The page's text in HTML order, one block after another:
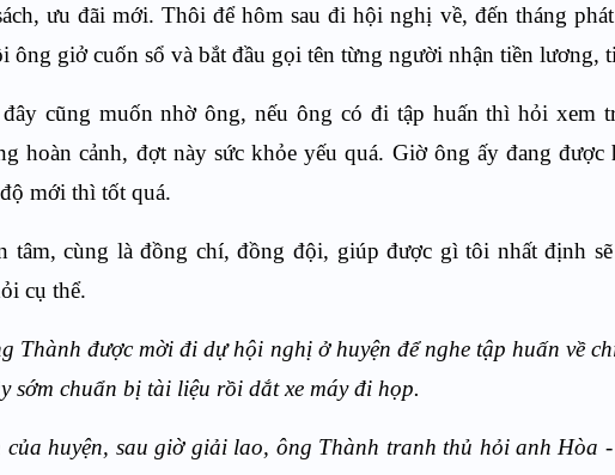
ưu đãi mới. Thôi để hôm sau đi hội nghị về, đến tháng
ông giở cuốn sổ và bắt đầu gọi tên từng người nhận tiền lương,
cũng muốn nhờ ông, nếu ông có đi tập huấn thì hỏi xem
hoàn cảnh, đợt này sức khỏe yếu quá. Giờ ông ấy đang được
mới thì tốt quá.
tâm, cùng là đồng chí, đồng đội, giúp được gì tôi nhất định
cụ thể.
Thành được mời đi dự hội nghị ở huyện để nghe tập huấn về
sớm chuẩn bị tài liệu rồi dắt xe máy đi họp.
huyện, sau giờ giải lao, ông Thành tranh thủ hỏi anh Hòa